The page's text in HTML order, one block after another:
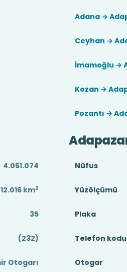
Adana →
Ceyhan →
İmamoğlu →
Kozan →
Pozantı →
4.061.074
12.016 km2
35
(232)
Otogarı
Nüfus
Yüzölçümü
Plaka
Telefon kodu
Otogar